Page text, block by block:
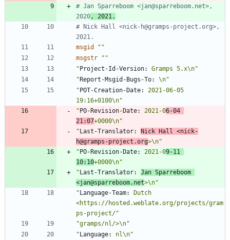
# Jan Sparreboom <jan@sparreboom.net>,
2020, 2021.
# Nick Hall <nick-h@gramps-project.org>,
2021.
msgid
""
msgstr
""
" Project-Id-Version:
Gramps 5.x\n"
" Report-Msgid-Bugs-To:
\n"
" POT-Creation-Date:
2021-06-05
19:16+0100\n"
" PO-Revision-Date: 2021-06-04
21:07+0000\n"
" Last-Translator:
Nick Hall <nick-
h@gramps-project.org>\n"
" PO-Revision-Date: 2021-09-11
10:10+0000\n"
" Last-Translator:
Jan Sparreboom
<jan@sparreboom.net>\n"
" Language-Team:
Dutch
<https://hosted.weblate.org/projects/gram
ps-project/"
"gramps/nl/>\n"
" Language:
nl\n"